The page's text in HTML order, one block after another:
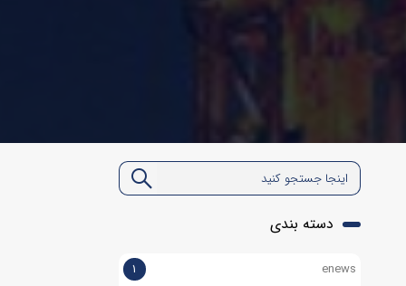
دسته بندی
enews
۱